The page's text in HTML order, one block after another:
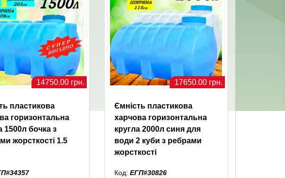
14750.00 грн.
пластикова
горизонтальна
1500л бочка з
жорсткості 1.5
17650.00 грн.
Ємність пластикова
харчова горизонтальна
кругла 2000л синя для
води 2 куби з ребрами
жорсткості
Код:ЕГП#30826